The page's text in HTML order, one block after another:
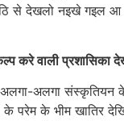
से देखलो नइखे गइल
करे वाली प्रशासिका
अलगा
के भीम खातिर